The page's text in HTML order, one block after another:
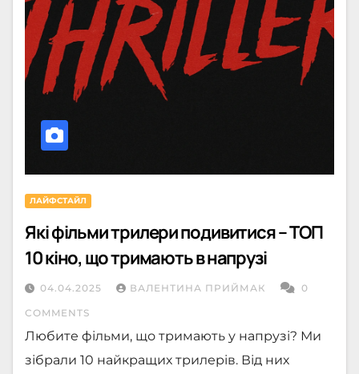
ЛАЙФСТАЙЛ
Які фільми трилери подивитися – ТОП
10 кіно, що тримають в напрузі
04.04.2025 ВАЛЕНТИНА ПРИЙМАК 0
COMMENTS
Любите фільми, що тримають у напрузі? Ми
зібрали 10 найкращих трилерів. Від них